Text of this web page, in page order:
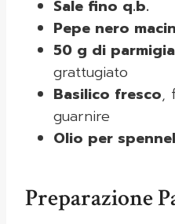
Sale fino q.b.
Pepe nero
50 g di
grattugiato
Basilico fresco,
guarnire
Olio per
Preparazione